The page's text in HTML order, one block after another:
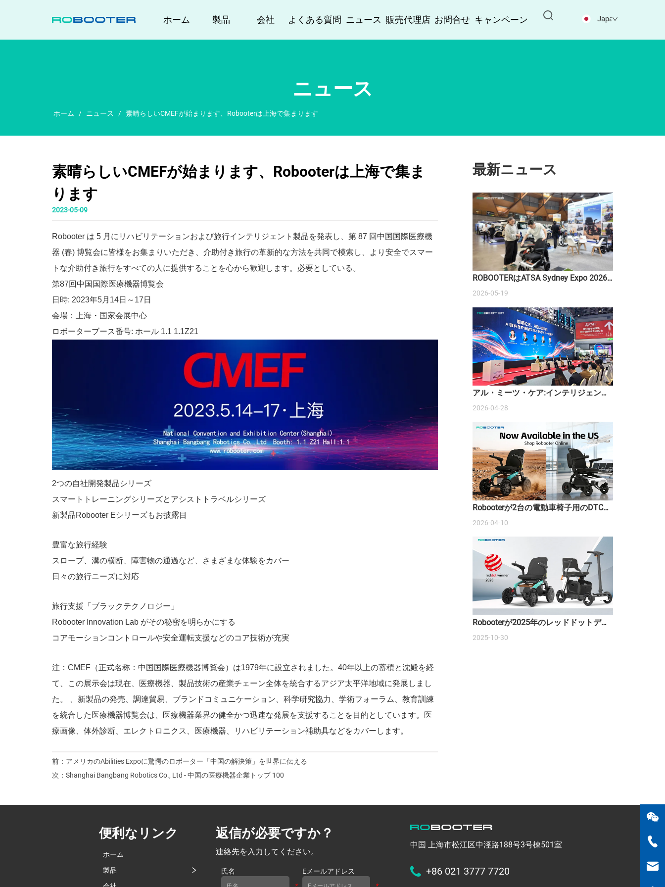
家 ホーム 製品 会社 よくある質問 ニュース 販売代理店 お問合せ キャンペーン Japanese
ニュース
ホーム / ニュース / 素晴らしいCMEFが始まります、Robooterは上海で集まります
素晴らしいCMEFが始まります、Robooterは上海で集ま
ります
2023-05-09
Robooter は 5 月にリハビリテーションおよび旅行インテリジェント製品を発表し、第 87 回中国国際医療機
器 (春) 博覧会に皆様をお集まりいただき、介助付き旅行の革新的な方法を共同で模索し、より安全でスマー
トな介助付き旅行をすべての人に提供することを心から歓迎します。必要としている。
第87回中国国際医療機器博覧会
日時: 2023年5月14日～17日
会場：上海・国家会展中心
ロボーターブース番号: ホール 1.1 1.1Z21
2つの自社開発製品シリーズ
スマートトレーニングシリーズとアシストトラベルシリーズ
新製品Robooter Eシリーズもお披露目
豊富な旅行経験
スロープ、溝の横断、障害物の通過など、さまざまな体験をカバー
日々の旅行ニーズに対応
旅行支援「ブラックテクノロジー」
Robooter Innovation Lab がその秘密を明らかにする
コアモーションコントロールや安全運転支援などのコア技術が充実
注：CMEF（正式名称：中国国際医療機器博覧会）は1979年に設立されました。40年以上の蓄積と沈殿を経
て、この展示会は現在、医療機器、製品技術の産業チェーン全体を統合するアジア太平洋地域に発展しまし
た。 、新製品の発売、調達貿易、ブランドコミュニケーション、科学研究協力、学術フォーラム、教育訓練
を統合した医療機器博覧会は、医療機器業界の健全かつ迅速な発展を支援することを目的としています。医
療画像、体外診断、エレクトロニクス、医療機器、リハビリテーション補助具などをカバーします。
前： アメリカのAbilities Expoに驚愕のロボーター「中国の解決策」を世界に伝える
次：Shanghai Bangbang Robotics Co., Ltd - 中国の医療機器企業トップ 100
最新ニュース
ROBOOTERはATSA Sydney Expo 2026
でスマートモビリティソリューション
を紹介します
2026-05-19
アル・ミーツ・ケア:インテリジェント
医療機器の台頭
2026-04-28
Robooterが2台の電動車椅子用のDTCウ
ェブサイトを開設しました。
2026-04-10
Robooterが2025年のレッドドットデザ
イン賞を2つ受賞し、スマートモビリテ
2025-10-30
便利なリンク
ホーム
製品
返信が必要ですか？
連絡先を入力してください。
氏名
Eメールアドレス
中国 上海市松江区中涇路188号3号棟501室
+86 021 3777 7720